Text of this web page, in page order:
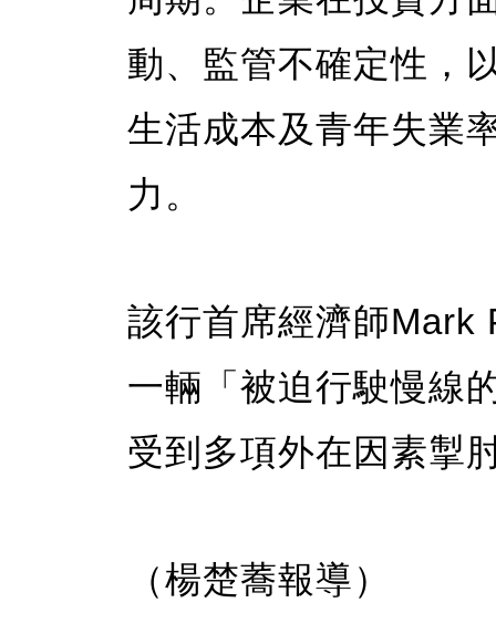
動、監管不確定性，
生活成本及青年失業
力。
該行首席經濟師Mark
一輛「被迫行駛慢線
受到多項外在因素掣
（楊楚蕎報導）